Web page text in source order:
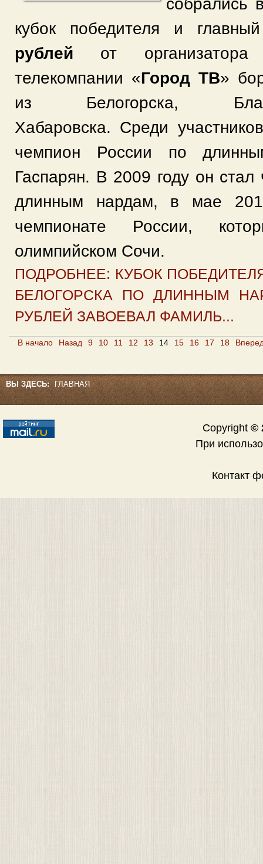
собрались
кубок победителя и
рублей от организатора
телекомпании «Город ТВ»
из Белогорска,
Хабаровска. Среди
чемпион России по
Гаспарян. В 2009 году он
длинным нардам, в мае
чемпионате России,
олимпийском Сочи.
ПОДРОБНЕЕ: КУБОК
БЕЛОГОРСКА ПО ДЛИННЫМ
РУБЛЕЙ ЗАВОЕВАЛ ФАМИЛЬ...
В начало Назад 9 10 11 12 13 14 15 16 17 18
ВЫ ЗДЕСЬ: ГЛАВНАЯ
Copyright ©
При
Контакт